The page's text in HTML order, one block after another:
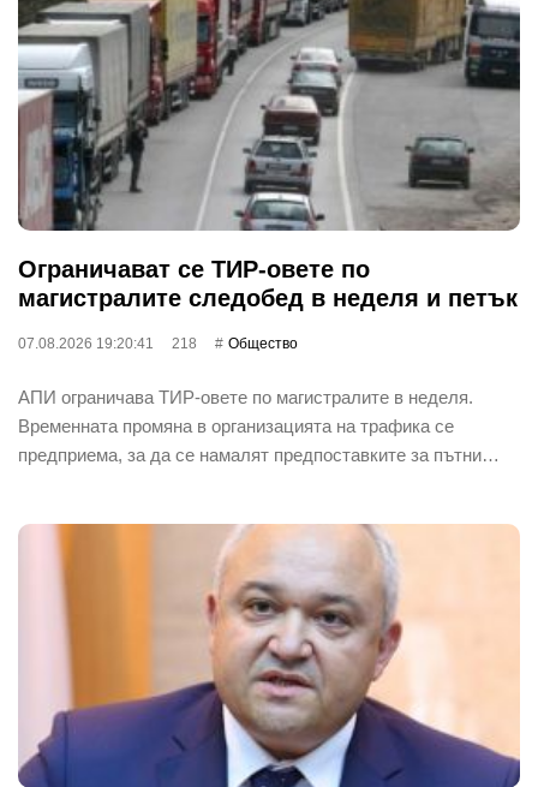
Ограничават се ТИР-овете по
магистралите следобед в неделя и петък
07.08.2026 19:20:41 218 Общество
АПИ ограничава ТИР-овете по магистралите в неделя.
Временната промяна в организацията на трафика се
предприема, за да се намалят предпоставките за пътни…